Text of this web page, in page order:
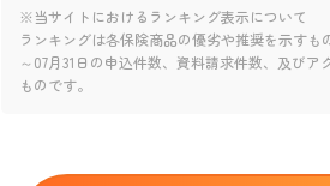
※当サイトにおけるランキング表示について
ランキングは各保険商品の優劣や推奨を示すも
～07月31日の申込件数、資料請求件数、及び
ものです。